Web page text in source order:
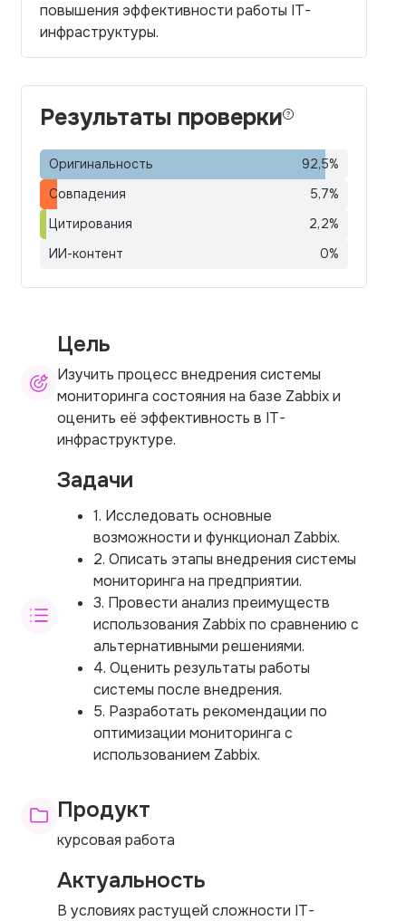
повышения эффективности работы IT-
инфраструктуры.
Результаты проверки
Оригинальность 92,5%
Совпадения
5,7%
Цитирования
2,2%
ИИ-контент
0%
Цель
Изучить процесс внедрения системы
мониторинга состояния на базе Zabbix и
оценить её эффективность в IT-
инфраструктуре.
Задачи
1. Исследовать основные
возможности и функционал Zabbix.
2. Описать этапы внедрения системы
мониторинга на предприятии.
3. Провести анализ преимуществ
использования Zabbix по сравнению с
альтернативными решениями.
4. Оценить результаты работы
системы после внедрения.
5. Разработать рекомендации по
оптимизации мониторинга с
использованием Zabbix.
Продукт
курсовая работа
Актуальность
В условиях растущей сложности IT-